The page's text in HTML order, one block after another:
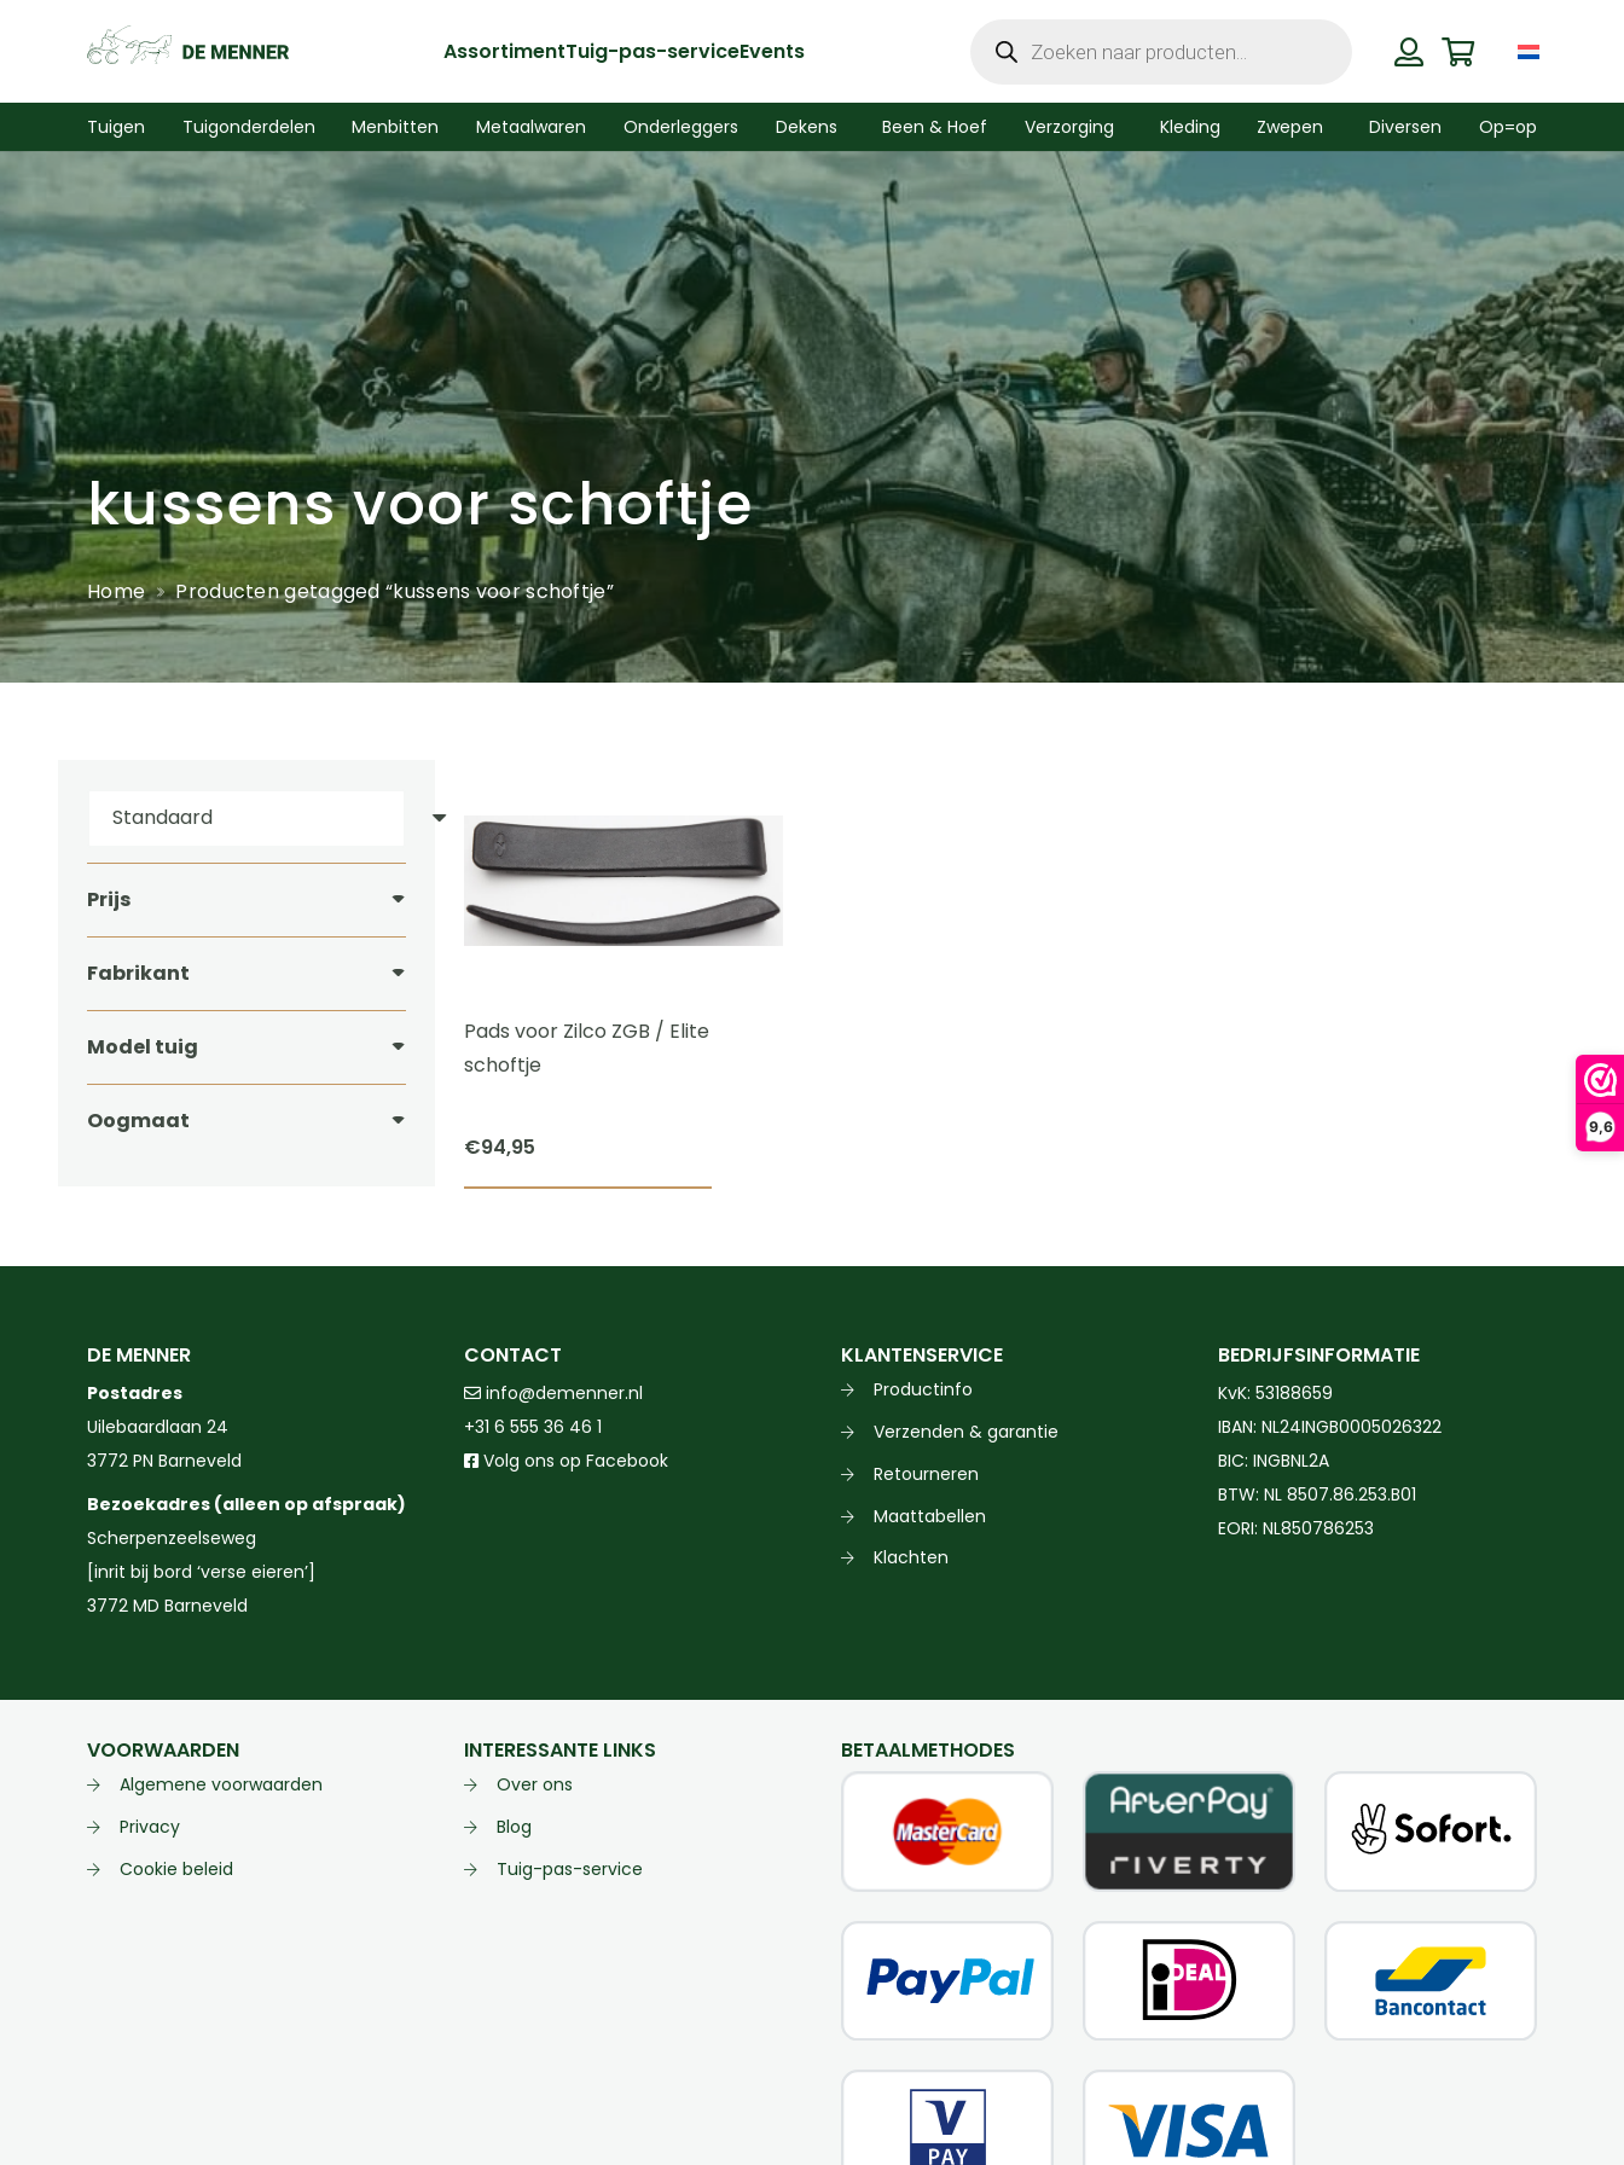
9,6
AssortimentTuig-pas-serviceEvents zoeken
Tuigen Tuigonderdelen Menbitten Metaalwaren Onderleggers Dekens Been & Hoef Verzorging Kleding Zwepen Diversen Op=op
kussens voor schoftje
Home Producten getagged “kussens voor schoftje”
Prijs
Fabrikant
Model tuig
Oogmaat
Pads voor Zilco ZGB / Elite
schoftje
€94,95
heeft
DE MENNER
Postadres
Uilebaardlaan 24
3772 PN Barneveld
Bezoekadres (alleen op afspraak)
Scherpenzeelseweg
[inrit bij bord ‘verse eieren’]
3772 MD Barneveld
CONTACT
info@demenner.nl
+31 6 555 36 46 1
Volg ons op Facebook
KLANTENSERVICE
Productinfo
Verzenden & garantie
Retourneren
Maattabellen
Klachten
BEDRIJFSINFORMATIE
KvK: 53188659
IBAN: NL24INGB0005026322
BIC: INGBNL2A
BTW: NL 8507.86.253.B01
EORI: NL850786253
VOORWAARDEN
Algemene voorwaarden
Privacy
Cookie beleid
INTERESSANTE LINKS
Over ons
Blog
Tuig-pas-service
BETAALMETHODES